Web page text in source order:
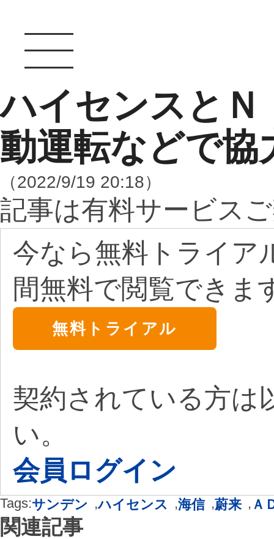
ハイセンスとＮ
動運転などで協
（2022/9/19 20:18）
記事は有料サービス
今なら無料トライア
間無料で閲覧できま
無料トライアル
契約されている方は
い。
会員ログイン
Tags:サンデン ,ハイセンス ,海信 ,蔚来 , Ａ
関連記事